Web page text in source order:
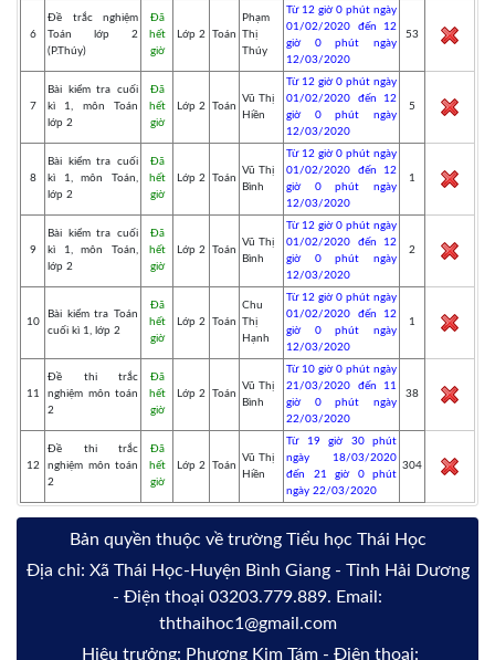
6
Đề trắc nghiệm
Toán lớp 2
(P.Thúy)
Đã
hết
giờ
Lớp 2 Toán
Phạm
Thị
Thúy
Từ 12 giờ 0 phút ngày
01/02/2020 đến 12
giờ 0 phút ngày
12/03/2020
53
7
Bài kiểm tra cuối
kì 1, môn Toán
lớp 2
Đã
hết
giờ
Lớp 2 Toán
Vũ Thị
Hiền
Từ 12 giờ 0 phút ngày
01/02/2020 đến 12
giờ 0 phút ngày
12/03/2020
5
8
Bài kiểm tra cuối
kì 1, môn Toán,
lớp 2
Đã
hết
giờ
Lớp 2 Toán
Vũ Thị
Bình
Từ 12 giờ 0 phút ngày
01/02/2020 đến 12
giờ 0 phút ngày
12/03/2020
1
9
Bài kiểm tra cuối
kì 1, môn Toán,
lớp 2
Đã
hết
giờ
Lớp 2 Toán
Vũ Thị
Bình
Từ 12 giờ 0 phút ngày
01/02/2020 đến 12
giờ 0 phút ngày
12/03/2020
2
10
Bài kiểm tra Toán
cuối kì 1, lớp 2
Đã
hết
giờ
Lớp 2 Toán
Chu
Thị
Hạnh
Từ 12 giờ 0 phút ngày
01/02/2020 đến 12
giờ 0 phút ngày
12/03/2020
1
11
Đề thi trắc
nghiệm môn toán
2
Đã
hết
giờ
Lớp 2 Toán
Vũ Thị
Bình
Từ 10 giờ 0 phút ngày
21/03/2020 đến 11
giờ 0 phút ngày
22/03/2020
38
12
Đề thi trắc
nghiệm môn toán
2
Đã
hết
giờ
Lớp 2 Toán
Vũ Thị
Hiền
Từ 19 giờ 30 phút
ngày 18/03/2020
đến 21 giờ 0 phút
ngày 22/03/2020
304
Bản quyền thuộc về trường Tiểu học Thái Học
Địa chỉ: Xã Thái Học-Huyện Bình Giang - Tỉnh Hải Dương
- Điện thoại 03203.779.889. Email:
ththaihoc1@gmail.com
Hiệu trưởng: Phương Kim Tám - Điện thoại: